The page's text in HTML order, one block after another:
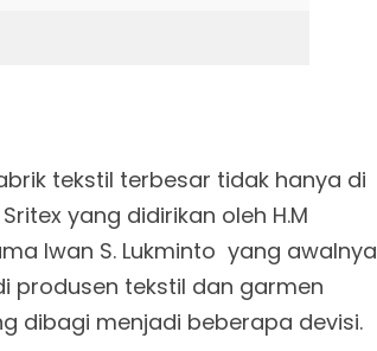
tekstil terbesar tidak hanya di
yang didirikan oleh H.M
Iwan S. Lukminto yang awalnya
produsen tekstil dan garmen
dibagi menjadi beberapa devisi.